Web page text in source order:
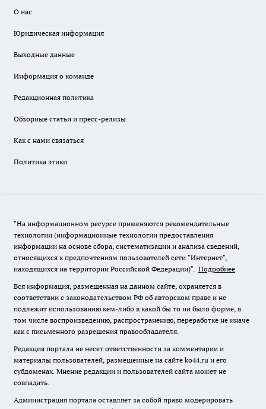
О нас
Юридическая информация
Выходные данные
Информация о команде
Редакционная политика
Обзорные статьи и пресс-релизы
Как с нами связаться
Политика этики
"На информационном ресурсе применяются рекомендательные
технологии (информационные технологии предоставления
информации на основе сбора, систематизации и анализа сведений,
относящихся к предпочтениям пользователей сети "Интернет",
находящихся на территории Российской Федерации)". Подробнее
Вся информация, размещенная на данном сайте, охраняется в
соответствии с законодательством РФ об авторском праве и не
подлежит использованию кем-либо в какой бы то ни было форме, в
том числе воспроизведению, распространению, переработке не иначе
как с письменного разрешения правообладателя.
Редакция портала не несет ответственности за комментарии и
материалы пользователей, размещенные на сайте ko44.ru и его
субдоменах. Мнение редакции и пользователей сайта может не
совпадать.
Администрация портала оставляет за собой право модерировать